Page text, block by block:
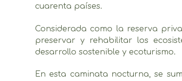
cuarenta países.
Considerada como la reserva
preservar y rehabilitar los
desarrollo sostenible y ecoturismo.
En esta caminata nocturna, se